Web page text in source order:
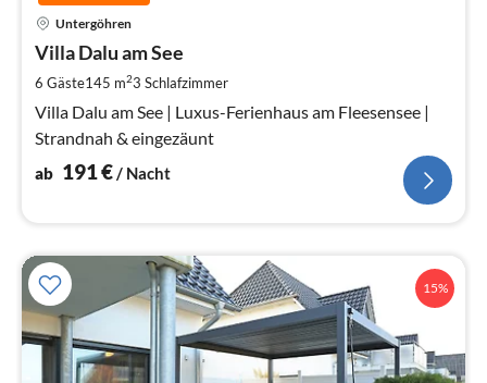
Untergöhren
Villa Dalu am See
6 Gäste145 m23 Schlafzimmer
Villa Dalu am See | Luxus-Ferienhaus am Fleesensee |
Strandnah & eingezäunt
ab 191€/ Nacht
15%